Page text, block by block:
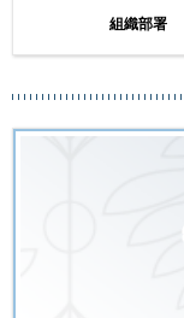
組織部署